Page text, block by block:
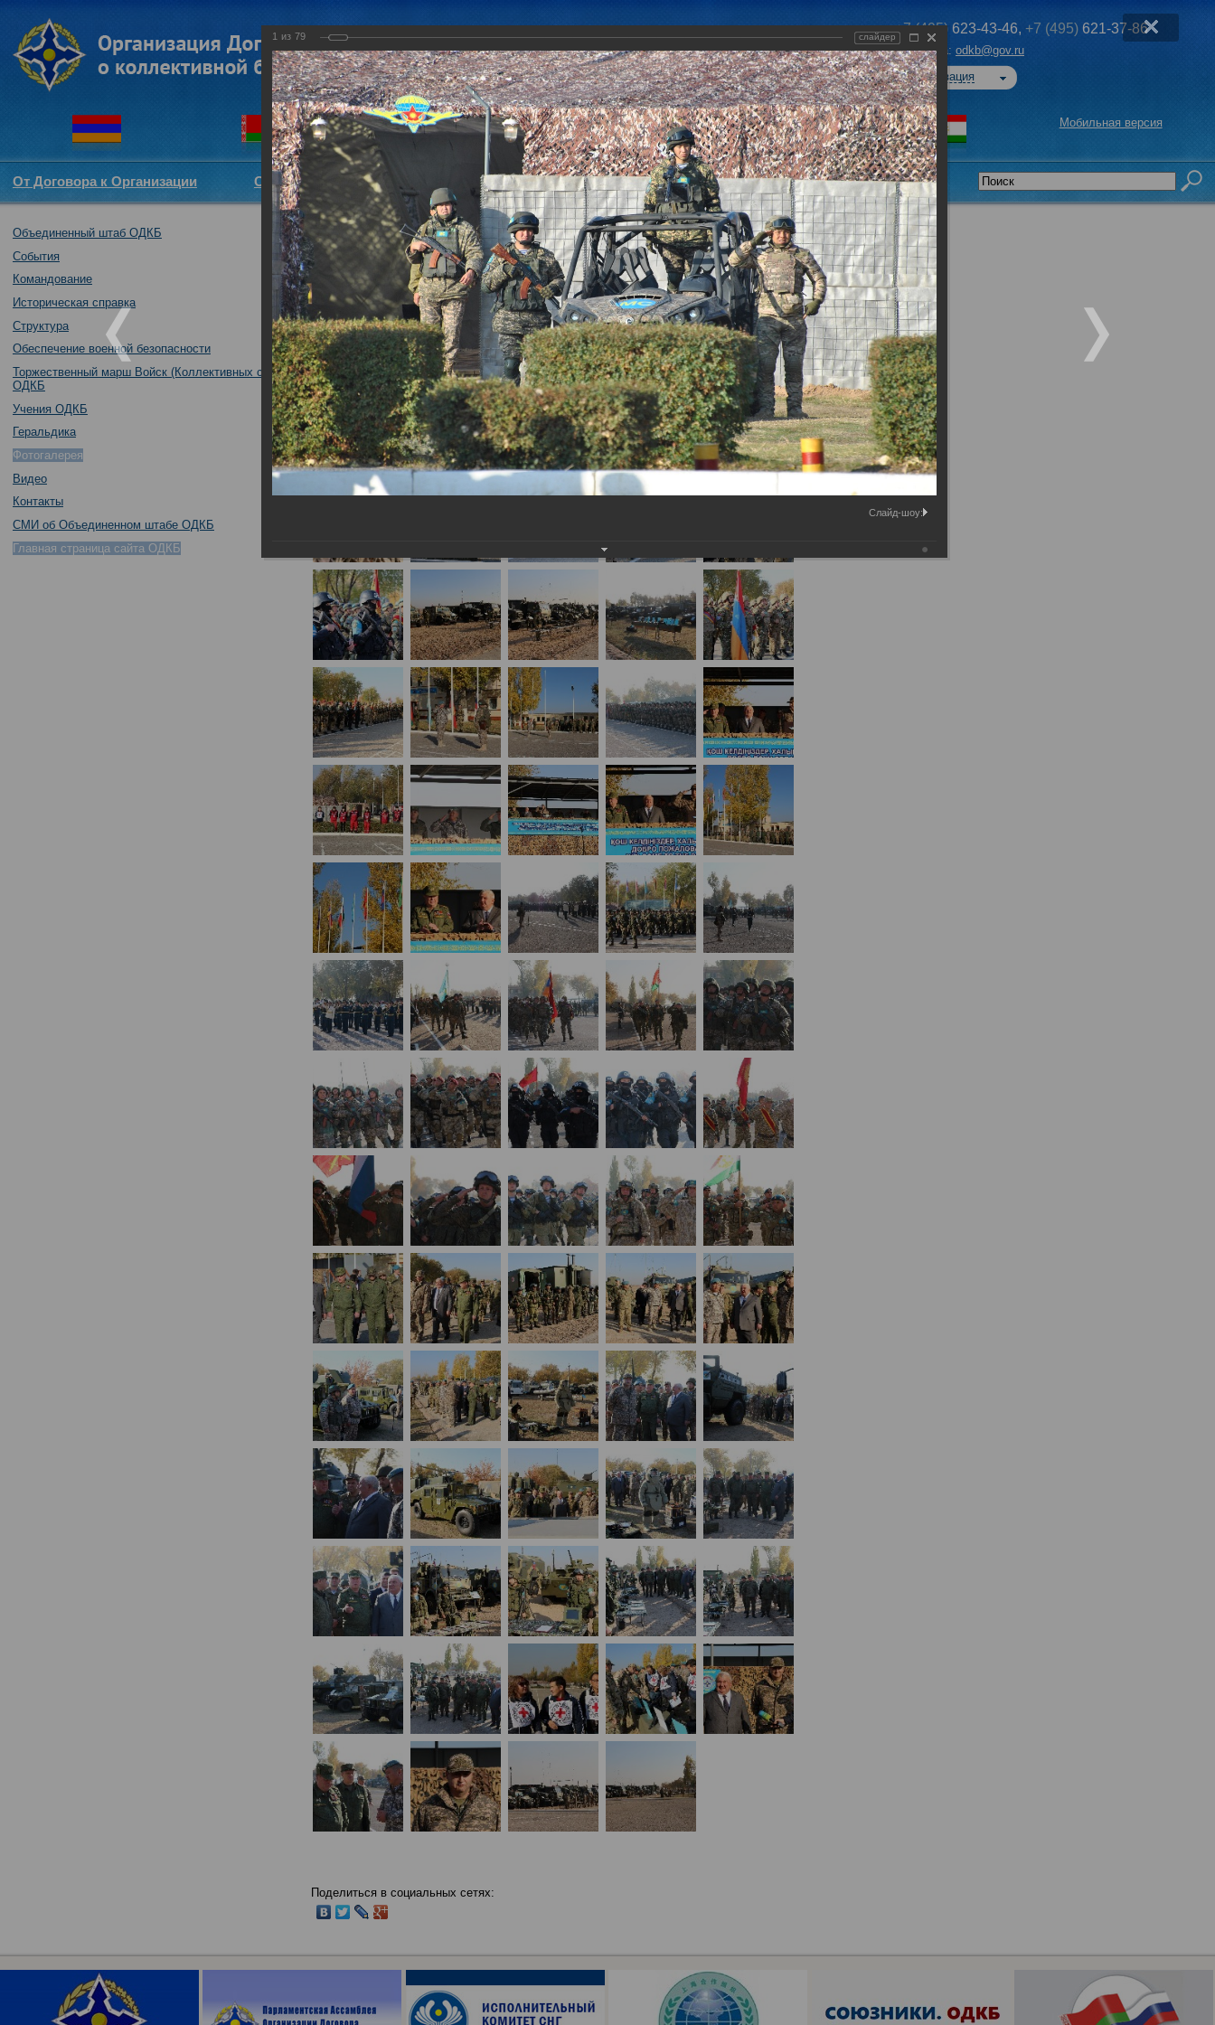
+7 (495) 623-43-46, +7 (495) 621-37-86
Эл. почта: odkb@gov.ru
Авторизация
Мобильная версия
От Договора к Организации Структура ОДКБ Документы Аналитика Приоритеты председательства
Объединенный штаб ОДКБ
События
Командование
Историческая справка
Структура
Обеспечение военной безопасности
Торжественный марш Войск (Коллективных сил)
ОДКБ
Учения ОДКБ
Геральдика
Фотогалерея
Видео
Контакты
СМИ об Объединенном штабе ОДКБ
Главная страница сайта ОДКБ
Открытие совместного учения «Нерушимое братство-2017»
16.10.2017
Поделиться в социальных сетях:
1 из 79 слайдер
Слайд-шоу: